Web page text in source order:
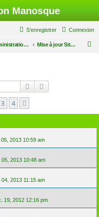
Manosque
Connexion
S’enregistrer
Administration du Forum Mise à jour Site Web
c
r
Rechercher
3 4
2013 10:59 am
05, 2013 10:48 am
04, 2013 11:15 am
19, 2012 12:16 pm